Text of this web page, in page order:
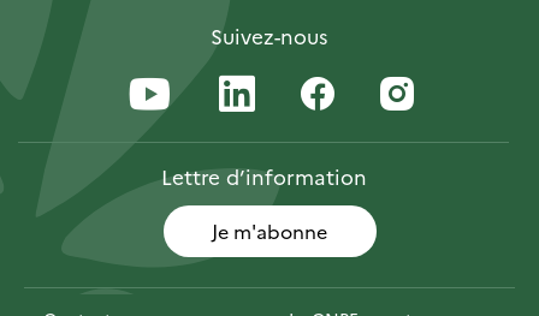
Suivez-nous
Lettred’information
Je m'abonne